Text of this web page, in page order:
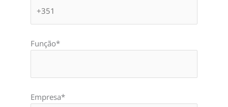
Função*
Empresa*